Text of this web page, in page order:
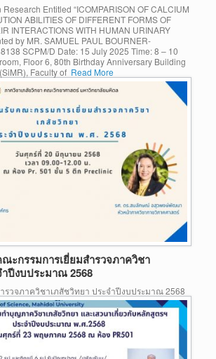
Entitled “ICOMPARISON OF CALCIUM
ABILITIES OF DIFFERENT FORMS OF
INTERACTIONS WITH HUMAN URINARY
by MR. SAMUEL PAUL BOURNER-
SCPM/D Date: 15 July 2025 Time: 8 – 10
Floor 6, 80th Birthday Anniversary Building
Faculty of Read More
ณะกรรมการเยี่ยมสำรวจภาควิชา
ปีงบประมาณ 2568
รวจภาควิชาเภสัชวิทยา ประจำปีงบประมาณ 2568